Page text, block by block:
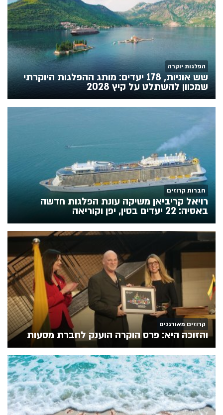
הפלגות יוקרה
שש אוניות, 178 יעדים: מותג ההפלגות היוקרתי
שמכוון להשתלט על קיץ 2028
חברות קרוזים
רויאל קריביאן משיקה עונת הפלגות חדשה
באסיה: 22 יעדים בסין, יפן וקוריאה
קרוזים מאורגנים
והזוכה היא: פרס הוקרה הוענק לחברת מסעות